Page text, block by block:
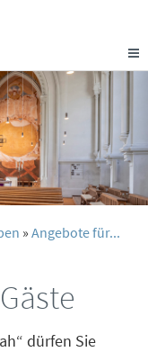
» Angebote für...
dürfen Sie